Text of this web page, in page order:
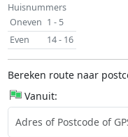
Huisnummers
Oneven 1 - 5
Even
14 - 16
Bereken route naar
Vanuit: